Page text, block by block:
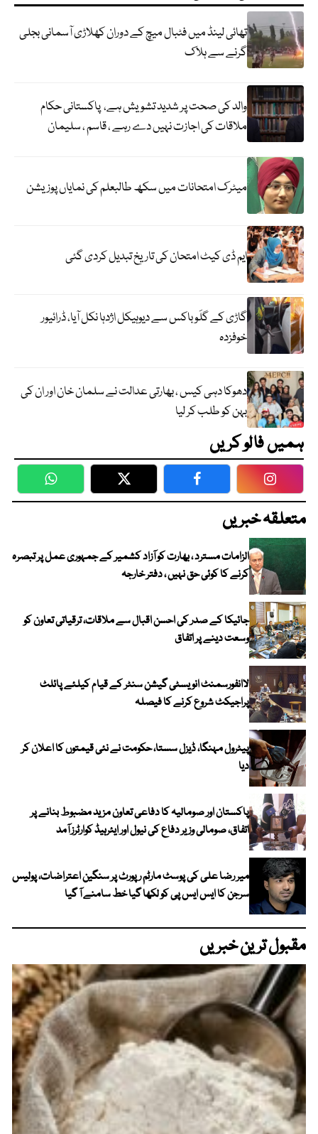
تھائی لینڈ میں فٹبال میچ کے دوران کھلاڑی آسمانی بجلی
گرنے سے ہلاک
والد کی صحت پر شدید تشویش ہے، پاکستانی حکام
ملاقات کی اجازت نہیں دے رہے ، قاسم ، سلیمان
میٹرک امتحانات میں سکھ طالبعلم کی نمایاں پوزیشن
ایم ڈی کیٹ امتحان کی تاریخ تبدیل کردی گئی
گاڑی کے گلَو باکس سے دیوہیکل اژدہا نکل آیا، ڈرائیور
خوفزدہ
دھوکا دہی کیس ، بھارتی عدالت نے سلمان خان اور ان کی
بہن کو طلب کر لیا
ہمیں فالو کریں
WhatsApp Twitter Facebook
متعلقہ خبریں
الزامات مسترد ، بھارت کو آزاد کشمیر کے جمہوری عمل پر تبصرہ
کرنے کا کوئی حق نہیں ، دفتر خارجہ
جائیکا کے صدر کی احسن اقبال سے ملاقات، ترقیاتی تعاون کو
وسعت دینے پر اتفاق
لاانفورسمنٹ انویسٹی گیشن سنٹر کے قیام کیلئے پائلٹ
پراجیکٹ شروع کرنے کا فیصلہ
پیٹرول مہنگا، ڈیزل سستا، حکومت نے نئی قیمتوں کا اعلان کر
دیا
پاکستان اور صومالیہ کا دفاعی تعاون مزید مضبوط بنانے پر
اتفاق، صومالی وزیر دفاع کی نیول اور ایئرہیڈ کوارٹرز آمد
میر رضا علی کی پوسٹ مارٹم رپورٹ پر سنگین اعتراضات، پولیس
سرجن کا ایس ایس پی کو لکھا گیا خط سامنے آ گیا
مقبول ترین خبریں